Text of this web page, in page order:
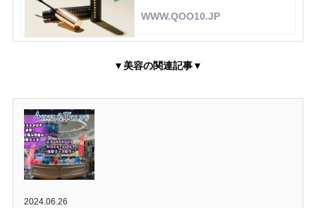
WWW.QOO10.JP
▼美容の関連記事▼
2024.06.26